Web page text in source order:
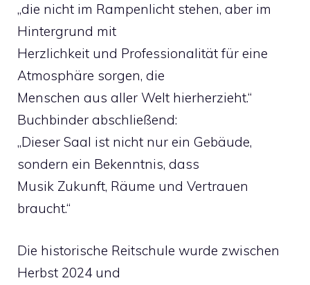
„die nicht im Rampenlicht stehen, aber im
Hintergrund mit
Herzlichkeit und Professionalität für eine
Atmosphäre sorgen, die
Menschen aus aller Welt hierherzieht.“
Buchbinder abschließend:
„Dieser Saal ist nicht nur ein Gebäude,
sondern ein Bekenntnis, dass
Musik Zukunft, Räume und Vertrauen
braucht.“
Die historische Reitschule wurde zwischen
Herbst 2024 und